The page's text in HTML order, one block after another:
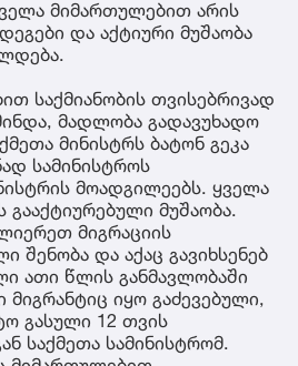
მიმართულებით არის
და აქტიური მუშაობა
საქმიანობის თვისებრივად
მადლობა გადავუხადო
მინისტრს ბატონ გეკა
სამინისტროს
მოადგილეებს. ყველა
მუშაობა.
მიგრაციის
შენობა და აქაც გავიხსენებ
ათი წლის განმავლობაში
იყო გაძევებული,
გასული 12 თვის
საქმეთა სამინისტრომ.